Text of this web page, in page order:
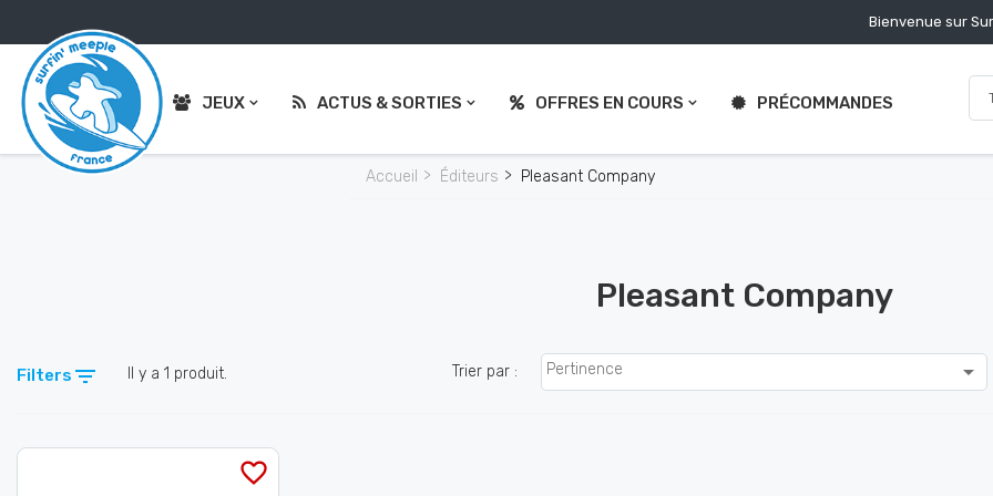
Bienvenue sur
JEUX ACTUS & SORTIES OFFRES EN COURS PRÉCOMMANDES
Accueil Éditeurs Pleasant Company
Pleasant Company
Filters  Il y a 1 produit. Trier par : Pertinence 
favorite_border